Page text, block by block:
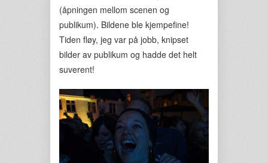
(åpningen mellom scenen og
publikum). Bildene ble kjempefine!
Tiden fløy, jeg var på jobb, knipset
bilder av publikum og hadde det helt
suverent!